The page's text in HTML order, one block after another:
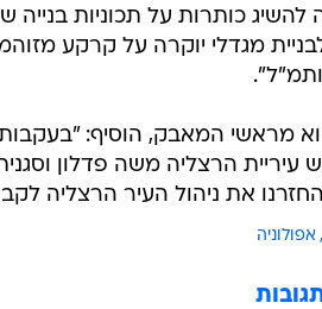
כותרות על תכוניות בנייה
לבניית מגדלי יוקרה על קרקע
מראשי המאבק, הוסיף:
עיריית הרצליה משה פדלון
את ניהול העיר הרצליה
אפולוניה